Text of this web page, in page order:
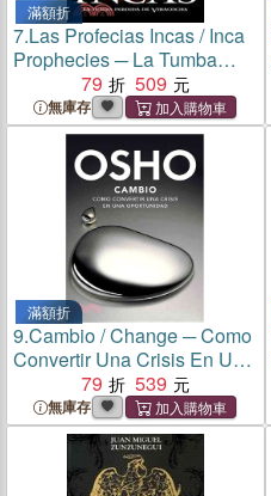
滿額折
7.Las Profecias Incas / Inca
Prophecies ─ La Tumba
Perdida De Viracocha
79 509
無庫存
滿額折
9.Cambio / Change ─ Como
Convertir Una Crisis En Una
Oportunidad / Like Turning a
Crisis into an Opportunity
79 539
無庫存